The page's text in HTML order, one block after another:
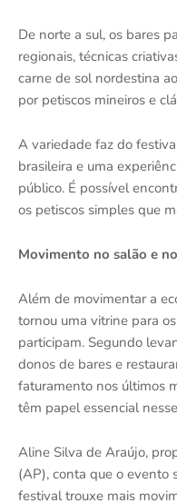
De norte a sul, os bares
regionais, técnicas
carne de sol nordestina
por petiscos mineiros e
A variedade faz do
brasileira e uma
público. É possível
os petiscos simples que
Movimento no salão e
Além de movimentar a
tornou uma vitrine para
participam. Segundo
donos de bares e
faturamento nos últimos
têm papel essencial
Aline Silva de Araújo,
(AP), conta que o evento
festival trouxe mais